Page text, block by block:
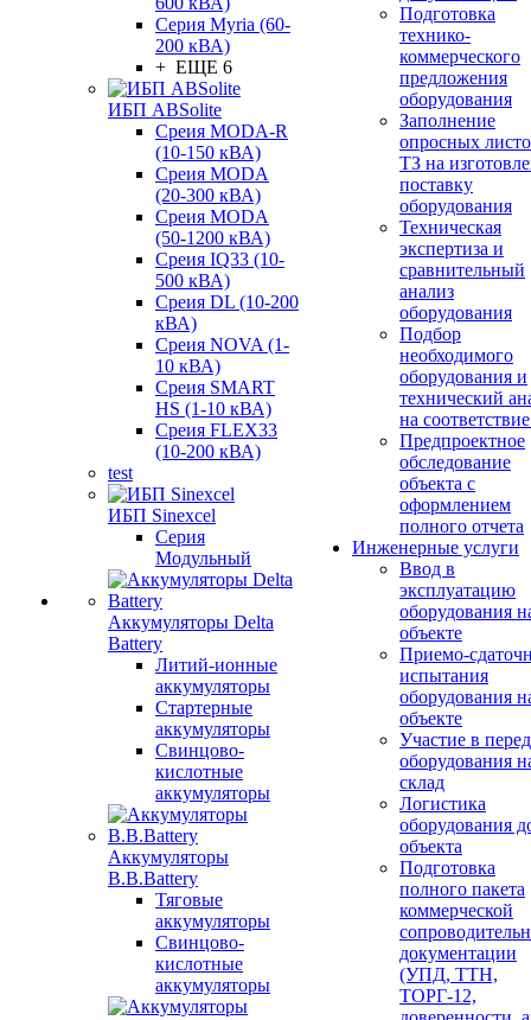
Серия Myria (60-
200 кВА)
+ ЕЩЕ 6
ИБП ABSolite
Среия MODA-R
(10-150 кВА)
Среия MODA
(20-300 кВА)
Среия MODA
(50-1200 кВА)
Среия IQ33 (10-
500 кВА)
Среия DL (10-200
кВА)
Среия NOVA (1-
10 кВА)
Среия SMART
HS (1-10 кВА)
Среия FLEX33
(10-200 кВА)
test
ИБП Sinexcel
Серия
Модульный
Аккумуляторы Delta
Battery
Литий-ионные
аккумуляторы
Стартерные
аккумуляторы
Свинцово-
кислотные
аккумуляторы
Аккумуляторы
B.B.Battery
Тяговые
аккумуляторы
Свинцово-
кислотные
аккумуляторы
Подготовка
технико-
коммерческого
предложения
оборудования
Заполнение
опросных
ТЗ на
поставку
оборудования
Техническая
экспертиза и
сравнительный
анализ
оборудования
Подбор
необходимого
оборудования и
технический
на
Предпроектное
обследование
объекта с
оформлением
полного отчета
Инженерные услуги
Ввод в
эксплуатацию
оборудования
объекте
Приемо-
испытания
оборудования
объекте
Участие в
оборудования
склад
Логистика
оборудования
объекта
Подготовка
полного пакета
коммерческой
документации
(УПД, ТТН,
ТОРГ-12,